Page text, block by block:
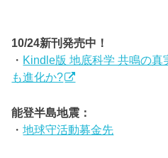
10/24新刊発売中！
・ Kindle版 地底科学 共鳴の真
も進化か?
能登半島地震：
・地球守活動募金先